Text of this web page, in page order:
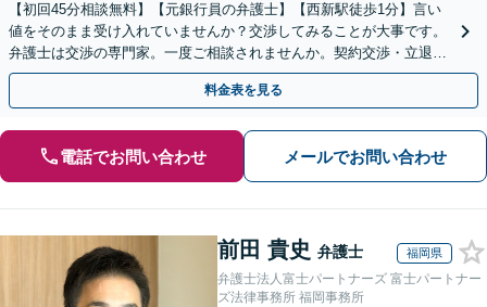
【初回45分相談無料】【元銀行員の弁護士】【西新駅徒歩1分】言い
値をそのまま受け入れていませんか？交渉してみることが大事です。
弁護士は交渉の専門家。一度ご相談されませんか。契約交渉・立退き
請求・瑕疵問題その他不動産全般のご相談を承ります。
料金表を見る
電話でお問い合わせ メールでお問い合わせ
前田 貴史 弁護士 福岡県
弁護士法人富士パートナーズ 富士パートナー
ズ法律事務所 福岡事務所